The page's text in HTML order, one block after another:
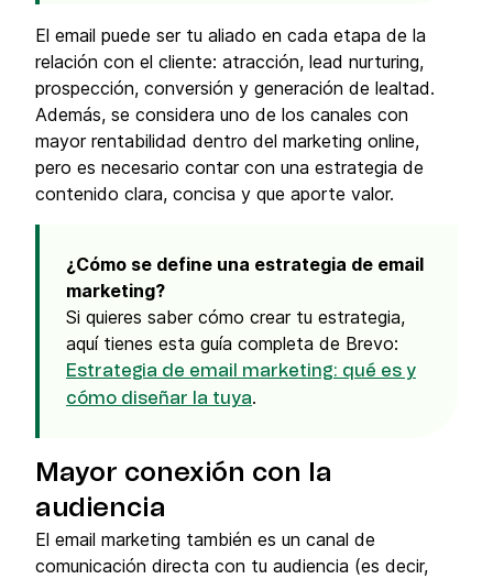
El email puede ser tu aliado en cada etapa de la
relación con el cliente: atracción, lead nurturing,
prospección, conversión y generación de lealtad.
Además, se considera uno de los canales con
mayor rentabilidad dentro del marketing online,
pero es necesario contar con una estrategia de
contenido clara, concisa y que aporte valor.
¿Cómo se define una estrategia de email
marketing?
Si quieres saber cómo crear tu estrategia,
aquí tienes esta guía completa de Brevo:
Estrategia de email marketing: qué es y
cómo diseñar la tuya.
Mayor conexión con la
audiencia
El email marketing también es un canal de
comunicación directa con tu audiencia (es decir,